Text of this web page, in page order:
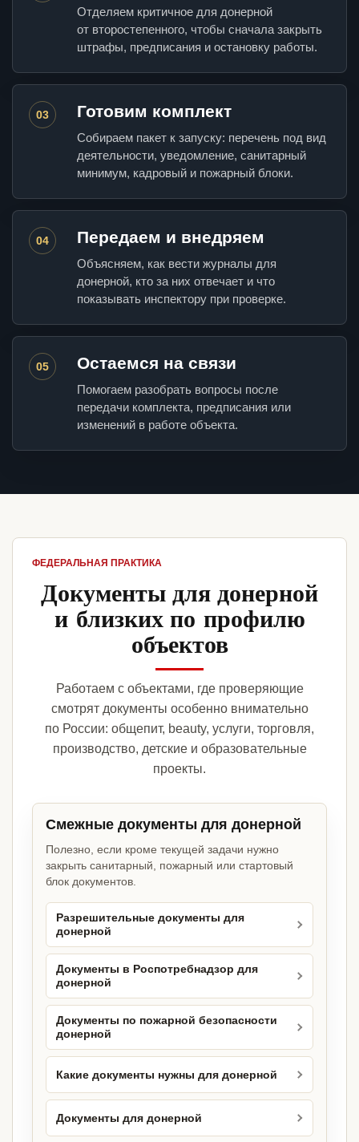
Отделяем критичное для донерной
от второстепенного, чтобы сначала закрыть
штрафы, предписания и остановку работы.
03 Готовим комплект
Собираем пакет к запуску: перечень под вид
деятельности, уведомление, санитарный
минимум, кадровый и пожарный блоки.
04 Передаем и внедряем
Объясняем, как вести журналы для
донерной, кто за них отвечает и что
показывать инспектору при проверке.
05 Остаемся на связи
Помогаем разобрать вопросы после
передачи комплекта, предписания или
изменений в работе объекта.
ФЕДЕРАЛЬНАЯ ПРАКТИКА
Документы для донерной
и близких по профилю
объектов
Работаем с объектами, где проверяющие
смотрят документы особенно внимательно
по России: общепит, beauty, услуги, торговля,
производство, детские и образовательные
проекты.
Смежные документы для донерной
Полезно, если кроме текущей задачи нужно
закрыть санитарный, пожарный или стартовый
блок документов.
Разрешительные документы для
донерной
Документы в Роспотребнадзор для
донерной
Документы по пожарной безопасности
донерной
Какие документы нужны для донерной
Документы для донерной